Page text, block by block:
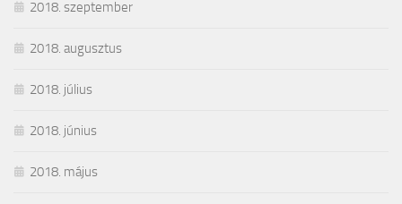
2018. szeptember
2018. augusztus
2018. július
2018. június
2018. május